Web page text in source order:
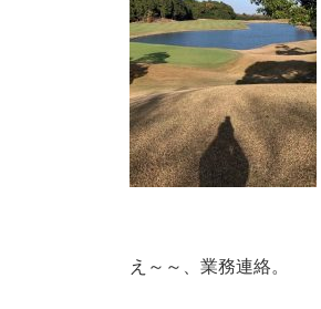
え～～、業務連絡。